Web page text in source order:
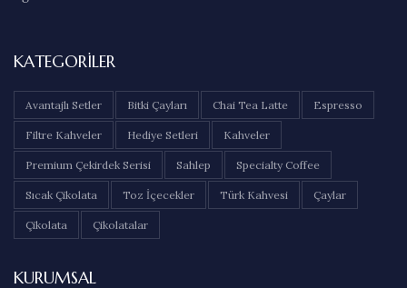
KATEGORILER
Avantajlı Setler Bitki Çayları Chai Tea Latte Espresso
Filtre Kahveler Hediye Setleri Kahveler
Premium Çekirdek Serisi Sahlep Specialty Coffee
Sıcak Çikolata Toz İçecekler Türk Kahvesi Çaylar
Çikolata Çikolatalar
KURUMSAL